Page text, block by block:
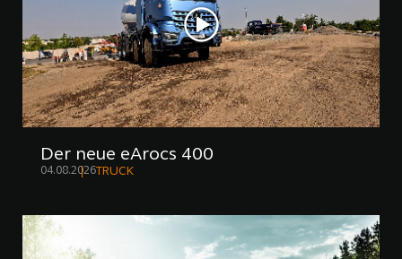
Der neue eArocs 400
04.08.2026TRUCK